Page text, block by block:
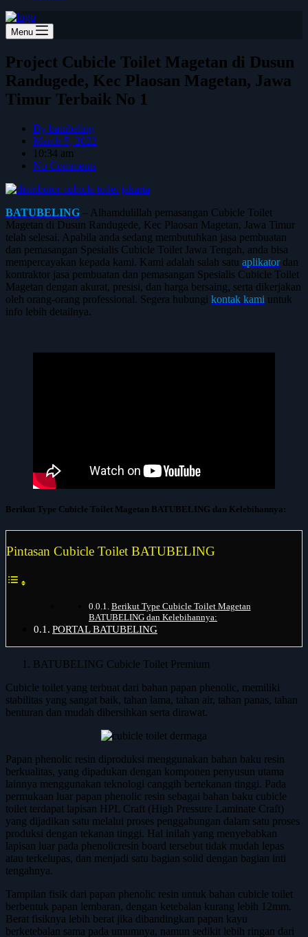
Menu
Project Cubicle Toilet Magetan di Dusun
Randugede, Kec Plaosan Magetan, Jawa
Timur Terbaik No 1
By batubeling
March 5, 2022
10:34 am
No Comments
BATUBELING – Alhamdulillah pemasangan Cubicle Toilet
Magetan di Dusun Randugede, Kec Plaosan Magetan, Jawa Timur
telah selesai. Apabila anda sedang membutuhkan jasa pembuatan
dan pemasangan Spesialis Cubicle Toilet Jawa Tengah, anda bisa
mempercayakan kepada kami. Kami adalah salah satu aplikatordan
kontraktor jasa pembuatan dan pemasangan Spesialis Cubicle Toilet
Magetan dengan akurat, presisi, dan harga bersaing, serta dikerjakan
oleh orang-orang professional. Segera hubungi kontak kami untuk
info lebih detailnya.
Berikut Type Cubicle Toilet Magetan BATUBELING dan Kelebihannya:
Pintasan Cubicle Toilet BATUBELING
Berikut Type Cubicle Toilet Magetan
BATUBELING dan Kelebihannya:
PORTAL BATUBELING
BATUBELING Cubicle Toilet Premium
Cubicle toilet yang terbuat dari bahan papan phenolic, memiliki
stabilitas yang sangat baik, tahan lama, tahan air, tahan panas, tahan
benturan dan mudah dibersihkan serta dirawat.
Papan phenolic resin diproduksi menggunakan bahan baku resin
berkualitas, yang dipadukan dengan komponen penyusun utama
lainnya menggunakan teknologi canggih bertekanan tinggi. Pada
permukaan luar papan phenolic resin sebagai bahan baku cubicle
toilet terdapat lapisan HPL Craft (High Pressure Laminate Craft)
yang dijadikan satu melalui proses penggabungan dalam satu proses
produksi dengan tekanan tinggi. Hal inilah yang menyebabkan
lapisan luar pada phenolicresin board tersebut tidak mudah lepas
atau terkelupas, dan menjadi satu bagian solid dengan bagian inti
tengahnya.
Tampilan fisik dari papan phenolic resin untuk bahan cubicle toilet
berbentuk papan lembaran, dengan ketebalan kurang lebih 12mm.
Berat fisiknya lebih berat jika dibandingkan papan kayu
berketebalan sama pada umumnya, namun sedikit lebih ringan dari